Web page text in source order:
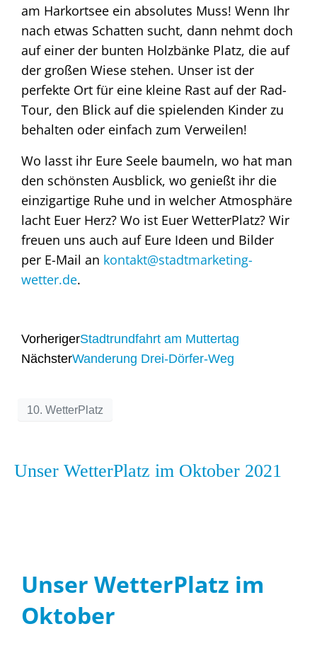
am Harkortsee ein absolutes Muss! Wenn Ihr
nach etwas Schatten sucht, dann nehmt doch
auf einer der bunten Holzbänke Platz, die auf
der großen Wiese stehen. Unser ist der
perfekte Ort für eine kleine Rast auf der Rad-
Tour, den Blick auf die spielenden Kinder zu
behalten oder einfach zum Verweilen!
Wo lasst ihr Eure Seele baumeln, wo hat man
den schönsten Ausblick, wo genießt ihr die
einzigartige Ruhe und in welcher Atmosphäre
lacht Euer Herz? Wo ist Euer WetterPlatz? Wir
freuen uns auch auf Eure Ideen und Bilder
per E-Mail an kontakt@stadtmarketing-
wetter.de.
VorherigerStadtrundfahrt am Muttertag
NächsterWanderung Drei-Dörfer-Weg
10. WetterPlatz
Unser WetterPlatz im Oktober 2021
Unser WetterPlatz im
Oktober